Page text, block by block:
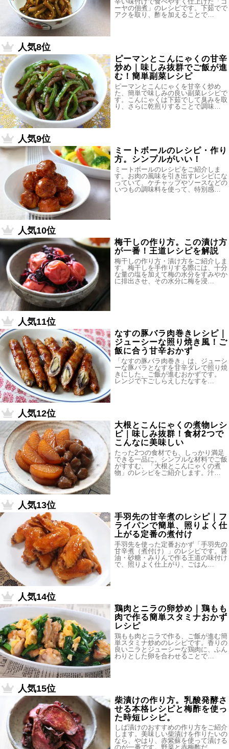
ーヤの佃煮」のレシピです。下茹でで
アクを取り、酢を加えることで…
人気8位
ピーマンとこんにゃくの甘辛
炒め｜味しみ抜群でご飯が進
む！簡単副菜レシピ
ピーマンとこんにゃくを甘辛く炒め
た、簡単で味しみの良い副菜レシピで
す。こんにゃくは下茹でして臭みを取
り、さらに乾煎りすることで調味…
人気9位
ミートボールのレシピ・作り
方。シンプルがいい！
ミートボールのレシピをご紹介しま
す。お肉の風味を引き出すレシピにな
っていて、ケチャップやソースなどの
いつもの調味料を使って、特別感…
人気10位
梅干しの作り方。この漬け方
が一番！王道レシピを解説
梅干しの作り方・漬け方をご紹介しま
す。梅干しを手作りする際には、十分
な量の塩を加えて梅の水分をすみやか
に排出させ、その水分に梅を浸…
人気11位
なすの豚バラ肉巻きレシピ｜
ジューシーな照り焼き風！ご
飯に合う甘辛おかず
「なすの豚バラ肉巻き」は、ジューシ
ーな豚バラとなすを甘辛ダレで照り焼
きにした、ご飯が進むおかずです。
レンジで下ごしらえしたなすを…
人気12位
大根とこんにゃくの煮物レシ
ピ｜味しみ抜群！食材2つで
こんなに美味しい
たった2つの食材でも、しっかり満足
できる一品に。シンプルな材料でご飯
がすすむ、「大根とこんにゃくの煮
物」のレシピをご紹介します。汁…
人気13位
手羽先の甘辛煮のレシピ｜フ
ライパンで簡単、照りよく仕
上がる定番の煮付け
手羽先を使った定番おかず「手羽先の
甘辛煮（煮付け）」のレシピです。醤
油・砂糖・みりんで作る王道の味付け
で、照りよく仕上がり、ごはん…
人気14位
鶏肉とニラの卵炒め｜鶏もも
肉で作る簡単スタミナおかず
レシピ
鶏もも肉とニラで作る、ご飯が進む簡
単スタミナ炒めのレシピです。香りの
良いニラとジューシーな鶏肉に、ふん
わりとした卵を合わせることで…
人気15位
柴漬けの作り方。乳酸発酵さ
せる本格レシピと梅酢を使っ
た時短レシピ。
しば漬けのおすすめの作り方をご紹介
します。美味しい柴漬けを作りたいの
なら、やはり、赤紫蘇を使って漬ける
のが一番です。野菜と赤梅酢だ…